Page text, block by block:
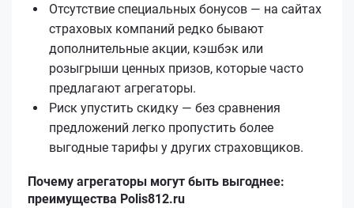
Отсутствие специальных бонусов — на сайтах
страховых компаний редко бывают
дополнительные акции, кэшбэк или
розыгрыши ценных призов, которые часто
предлагают агрегаторы.
Риск упустить скидку — без сравнения
предложений легко пропустить более
выгодные тарифы у других страховщиков.
Почему агрегаторы могут быть выгоднее:
преимущества Polis812.ru